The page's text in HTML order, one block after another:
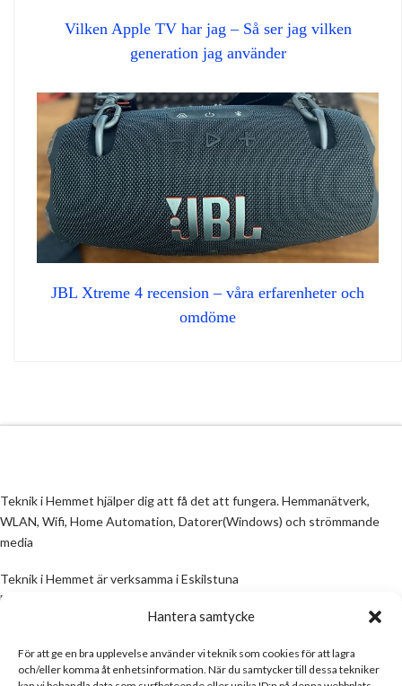
Hantera samtycke
För att ge en bra upplevelse använder vi teknik som cookies för att lagra
och/eller komma åt enhetsinformation. När du samtycker till dessa tekniker
Vilken Apple TV har jag – Så ser jag vilken
generation jag använder
JBL Xtreme 4 recension – våra erfarenheter och
omdöme
Teknik i Hemmet hjälper dig att få det att fungera. Hemmanätverk,
WLAN, Wifi, Home Automation, Datorer(Windows) och strömmande
media
Teknik i Hemmet är verksamma i Eskilstuna
Email:
All information på denna sida skall ses som en guide, inte en manual. Om
information på sidan inte stämmer och/eller är felaktig, skicka gärna ett